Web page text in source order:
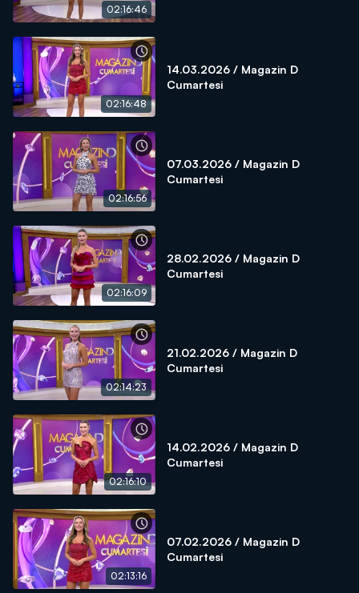
02:16:46
02:16:48
14.03.2026 / Magazin D
Cumartesi
02:16:56
07.03.2026 / Magazin D
Cumartesi
02:16:09
28.02.2026 / Magazin D
Cumartesi
02:14:23
21.02.2026 / Magazin D
Cumartesi
02:16:10
14.02.2026 / Magazin D
Cumartesi
02:13:16
07.02.2026 / Magazin D
Cumartesi